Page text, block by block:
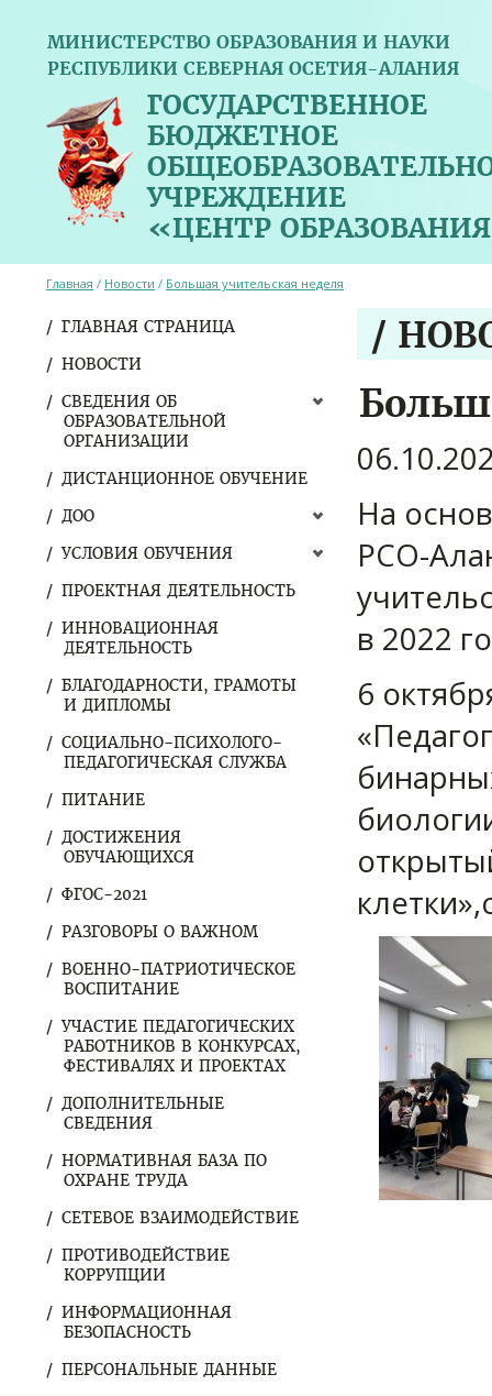
МИНИСТЕРСТВО ОБРАЗОВАНИЯ И НАУКИ
РЕСПУБЛИКИ СЕВЕРНАЯ ОСЕТИЯ-АЛАНИЯ
ГОСУДАРСТВЕННОЕ
БЮДЖЕТНОЕ
УЧРЕЖДЕНИЕ
«ЦЕНТР
ГЛАВНАЯ СТРАНИЦА
НОВОСТИ
СВЕДЕНИЯ ОБ
ОБРАЗОВАТЕЛЬНОЙ
ОРГАНИЗАЦИИ
ДИСТАНЦИОННОЕ ОБУЧЕНИЕ
ДОО
УСЛОВИЯ ОБУЧЕНИЯ
ПРОЕКТНАЯ ДЕЯТЕЛЬНОСТЬ
ИННОВАЦИОННАЯ
ДЕЯТЕЛЬНОСТЬ
БЛАГОДАРНОСТИ, ГРАМОТЫ
И ДИПЛОМЫ
СОЦИАЛЬНО-ПСИХОЛОГО-
ПЕДАГОГИЧЕСКАЯ СЛУЖБА
ПИТАНИЕ
ДОСТИЖЕНИЯ
ОБУЧАЮЩИХСЯ
ФГОС-2021
РАЗГОВОРЫ О ВАЖНОМ
ВОЕННО-ПАТРИОТИЧЕСКОЕ
ВОСПИТАНИЕ
УЧАСТИЕ ПЕДАГОГИЧЕСКИХ
РАБОТНИКОВ В КОНКУРСАХ,
ФЕСТИВАЛЯХ И ПРОЕКТАХ
ДОПОЛНИТЕЛЬНЫЕ
СВЕДЕНИЯ
НОРМАТИВНАЯ БАЗА ПО
ОХРАНЕ ТРУДА
СЕТЕВОЕ ВЗАИМОДЕЙСТВИЕ
ПРОТИВОДЕЙСТВИЕ
КОРРУПЦИИ
ИНФОРМАЦИОННАЯ
БЕЗОПАСНОСТЬ
ПЕРСОНАЛЬНЫЕ ДАННЫЕ
Главная / Новости / Большая учительская неделя
/
На
РСО-
в 2022
6